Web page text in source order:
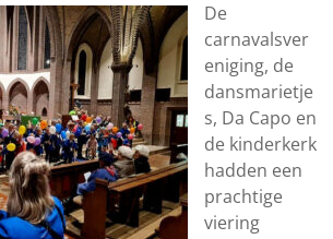
De
carnavalsver
eniging, de
dansmarietje
s, Da Capo en
de kinderkerk
hadden een
prachtige
viering